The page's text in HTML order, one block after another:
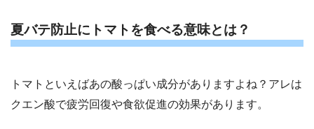
夏バテ防止にトマトを食べる意味とは？
トマトといえばあの酸っぱい成分がありますよね？アレは
クエン酸で疲労回復や食欲促進の効果があります。